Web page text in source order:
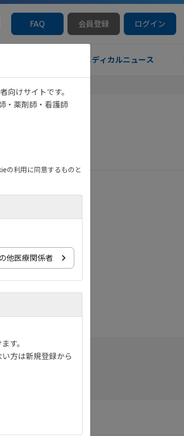
FAQ 会員登録 ログイン
報 メディカルニュース
向けサイトです。
・薬剤師・看護師
の利用に同意するものと
他医療関係者
す。
方は新規登録から